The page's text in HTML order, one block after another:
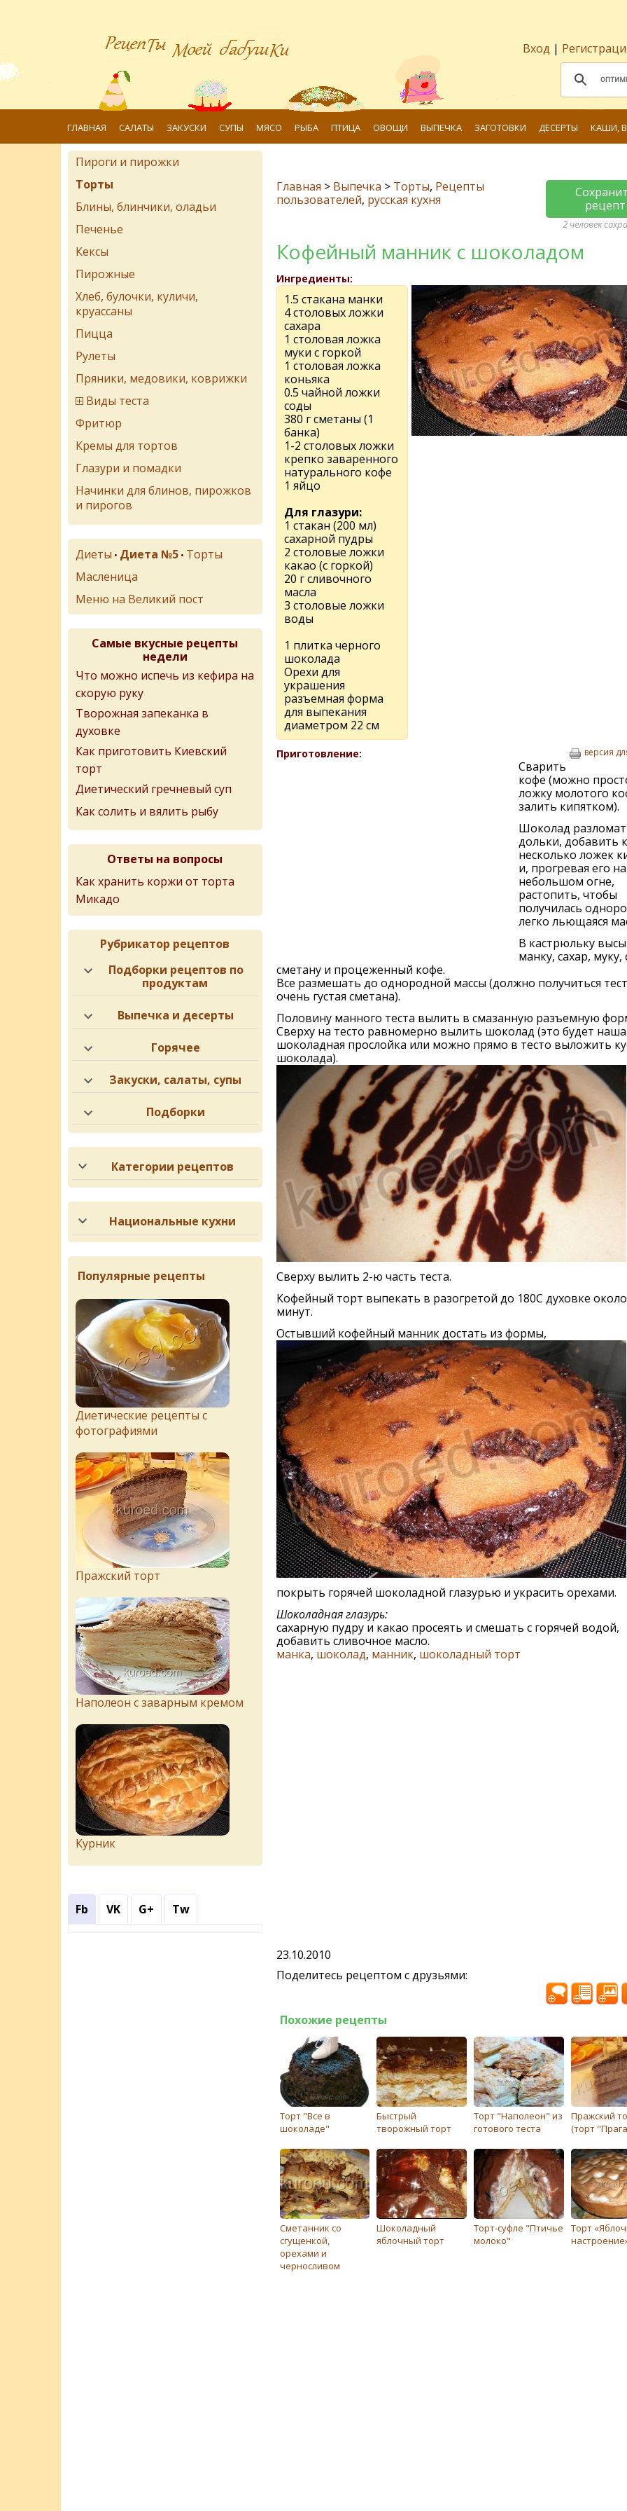
Вход |
ГЛАВНАЯ САЛАТЫ ЗАКУСКИ СУПЫ МЯСО РЫБА ПТИЦА ОВОЩИ ВЫПЕЧКА ЗАГОТОВКИ ДЕСЕРТЫ КАШИ,
Главная > Выпечка > Торты, Рецепты
пользователей, русская кухня
рецепт
2 человек
Кофейный манник с шоколадом
Ингредиенты:
1.5 стакана манки
4 столовых ложки
сахара
1 столовая ложка
муки с горкой
1 столовая ложка
коньяка
0.5 чайной ложки
соды
380 г сметаны (1
банка)
1-2 столовых ложки
крепко заваренного
натурального кофе
1 яйцо
Для глазури:
1 стакан (200 мл)
сахарной пудры
2 столовые ложки
какао (с горкой)
20 г сливочного
масла
3 столовые ложки
воды
1 плитка черного
шоколада
Орехи для
украшения
разъемная форма
для выпекания
диаметром 22 см
Приготовление: версия
Сварить
кофе (можно
ложку молотого
залить кипятком).
Шоколад
дольки, добавить
несколько ложек
и, прогревая его на
небольшом огне,
растопить, чтобы
получилась
легко льющаяся
В кастрюльку
манку, сахар, муку,
сметану и процеженный кофе.
Все размешать до однородной массы (должно получиться
очень густая сметана).
Половину манного теста вылить в смазанную разъемную
Сверху на тесто равномерно вылить шоколад (это будет наша
шоколадная прослойка или можно прямо в тесто выложить
шоколада).
Сверху вылить 2-ю часть теста.
Кофейный торт выпекать в разогретой до 180С духовке
минут.
Остывший кофейный манник достать из формы,
покрыть горячей шоколадной глазурью и украсить орехами.
Шоколадная глазурь:
сахарную пудру и какао просеять и смешать с горячей водой,
добавить сливочное масло.
манка, шоколад, манник, шоколадный торт
23.10.2010
Поделитесь рецептом с друзьями:
Похожие рецепты
Торт "Все в
шоколаде"
Быстрый
творожный торт
Торт "Наполеон" из
готового теста
Пражский
(торт
Cметанник со
сгущенкой,
орехами и
черносливом
Шоколадный
яблочный торт
Торт-суфле "Птичье
молоко"
Торт
Пироги и пирожки
Торты
Блины, блинчики, оладьи
Печенье
Кексы
Пирожные
Хлеб, булочки, куличи,
круассаны
Пицца
Рулеты
Пряники, медовики, коврижки
Виды теста
Фритюр
Кремы для тортов
Глазури и помадки
Начинки для блинов, пирожков
и пирогов
Диеты • Диета №5 • Торты
Масленица
Меню на Великий пост
Самые вкусные рецепты
недели
Что можно испечь из кефира на
скорую руку
Творожная запеканка в
духовке
Как приготовить Киевский
торт
Диетический гречневый суп
Как солить и вялить рыбу
Ответы на вопросы
Как хранить коржи от торта
Микадо
Рубрикатор рецептов
Подборки рецептов по
продуктам
Выпечка и десерты
Горячее
Закуски, салаты, супы
Подборки
Категории рецептов
Национальные кухни
Популярные рецепты
Диетические рецепты с
фотографиями
Пражский торт
Наполеон с заварным кремом
Курник
Fb VK G+ Tw